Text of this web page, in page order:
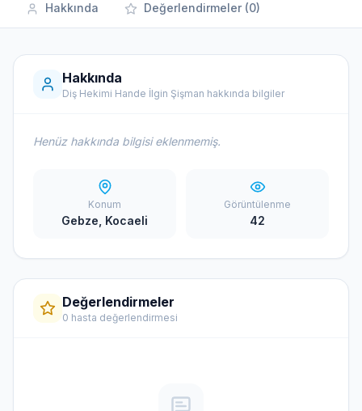
Hakkında Değerlendirmeler (0)
Hakkında
Diş Hekimi Hande İlgin Şişman hakkında bilgiler
Henüz hakkında bilgisi eklenmemiş.
Konum
Gebze, Kocaeli
Görüntülenme
42
Değerlendirmeler
0 hasta değerlendirmesi